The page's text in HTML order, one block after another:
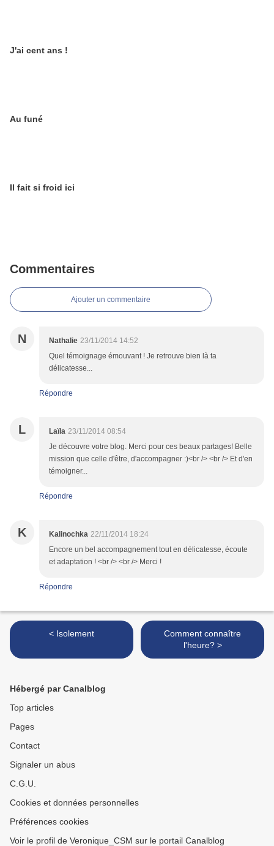
J'ai cent ans !
Au funé
Il fait si froid ici
Commentaires
Ajouter un commentaire
N Nathalie 23/11/2014 14:52
Quel témoignage émouvant ! Je retrouve bien là ta
délicatesse...
Répondre
L Laïla 23/11/2014 08:54
Je découvre votre blog. Merci pour ces beaux partages! Belle
mission que celle d'être, d'accompagner :)<br /> <br /> Et d'en
témoigner...
Répondre
K Kalinochka 22/11/2014 18:24
Encore un bel accompagnement tout en délicatesse, écoute
et adaptation ! <br /> <br /> Merci !
Répondre
< Isolement
Comment connaître
l'heure? >
Hébergé par Canalblog
Top articles
Pages
Contact
Signaler un abus
C.G.U.
Cookies et données personnelles
Préférences cookies
Voir le profil de Veronique_CSM sur le portail Canalblog